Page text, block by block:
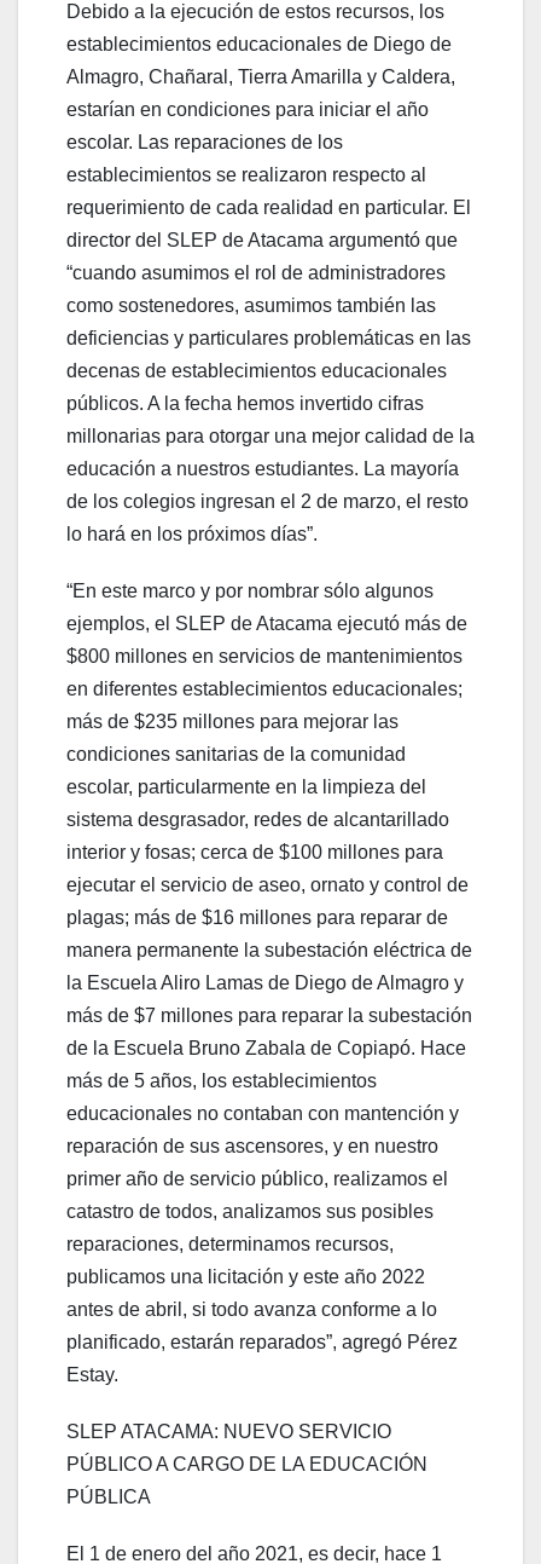
Debido a la ejecución de estos recursos, los
establecimientos educacionales de Diego de
Almagro, Chañaral, Tierra Amarilla y Caldera,
estarían en condiciones para iniciar el año
escolar. Las reparaciones de los
establecimientos se realizaron respecto al
requerimiento de cada realidad en particular. El
director del SLEP de Atacama argumentó que
“cuando asumimos el rol de administradores
como sostenedores, asumimos también las
deficiencias y particulares problemáticas en las
decenas de establecimientos educacionales
públicos. A la fecha hemos invertido cifras
millonarias para otorgar una mejor calidad de la
educación a nuestros estudiantes. La mayoría
de los colegios ingresan el 2 de marzo, el resto
lo hará en los próximos días”.
“En este marco y por nombrar sólo algunos
ejemplos, el SLEP de Atacama ejecutó más de
$800 millones en servicios de mantenimientos
en diferentes establecimientos educacionales;
más de $235 millones para mejorar las
condiciones sanitarias de la comunidad
escolar, particularmente en la limpieza del
sistema desgrasador, redes de alcantarillado
interior y fosas; cerca de $100 millones para
ejecutar el servicio de aseo, ornato y control de
plagas; más de $16 millones para reparar de
manera permanente la subestación eléctrica de
la Escuela Aliro Lamas de Diego de Almagro y
más de $7 millones para reparar la subestación
de la Escuela Bruno Zabala de Copiapó. Hace
más de 5 años, los establecimientos
educacionales no contaban con mantención y
reparación de sus ascensores, y en nuestro
primer año de servicio público, realizamos el
catastro de todos, analizamos sus posibles
reparaciones, determinamos recursos,
publicamos una licitación y este año 2022
antes de abril, si todo avanza conforme a lo
planificado, estarán reparados”, agregó Pérez
Estay.
SLEP ATACAMA: NUEVO SERVICIO
PÚBLICO A CARGO DE LA EDUCACIÓN
PÚBLICA
El 1 de enero del año 2021, es decir, hace 1